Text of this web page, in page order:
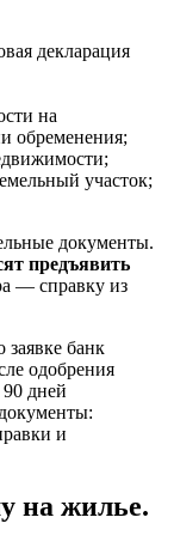
декларация
на
обременения;
участок;
документы.
предъявить
— справку из
банк
одобрения
дней
и
на жилье.